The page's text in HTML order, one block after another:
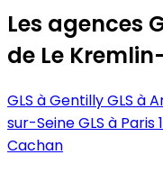
Les agences
de Le
GLS à GentillyGLS à
sur-SeineGLS à
Cachan